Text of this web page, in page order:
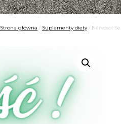
Strona główna / Suplementy diety/ Nervosol